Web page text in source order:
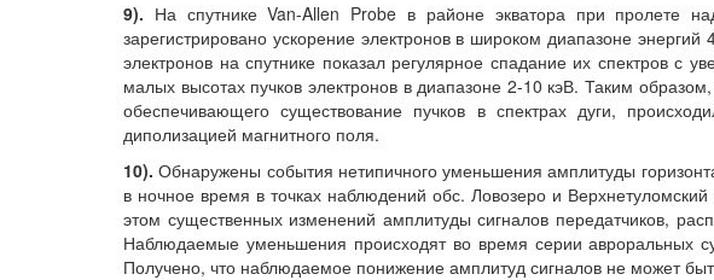
9). На спутнике Van-Allen Probe в районе экватора при пролете
зарегистрировано ускорение электронов в широком диапазоне
электронов на спутнике показал регулярное спадание их спектров с
малых высотах пучков электронов в диапазоне 2-10 кэВ. Таким
обеспечивающего существование пучков в спектрах дуги,
диполизацией магнитного поля.
10). Обнаружены события нетипичного уменьшения амплитуды
в ночное время в точках наблюдений обс. Ловозеро и
этом существенных изменений амплитуды сигналов передатчиков,
Наблюдаемые уменьшения происходят во время серии авроральных
Получено, что наблюдаемое понижение амплитуд сигналов не может